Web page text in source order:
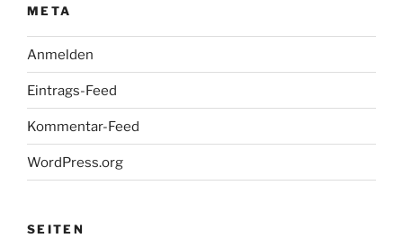
META
Anmelden
Eintrags-Feed
Kommentar-Feed
WordPress.org
SEITEN